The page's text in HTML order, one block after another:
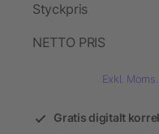
Styckpris
NETTO PRIS
Exkl. Moms.
Gratis digitalt